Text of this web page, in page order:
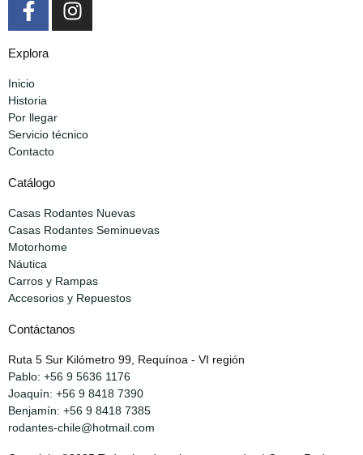
Explora
Inicio
Historia
Por llegar
Servicio técnico
Contacto
Catálogo
Casas Rodantes Nuevas
Casas Rodantes Seminuevas
Motorhome
Náutica
Carros y Rampas
Accesorios y Repuestos
Contáctanos
Ruta 5 Sur Kilómetro 99, Requínoa - VI región
Pablo: +56 9 5636 1176
Joaquín: +56 9 8418 7390
Benjamín: +56 9 8418 7385
rodantes-chile@hotmail.com